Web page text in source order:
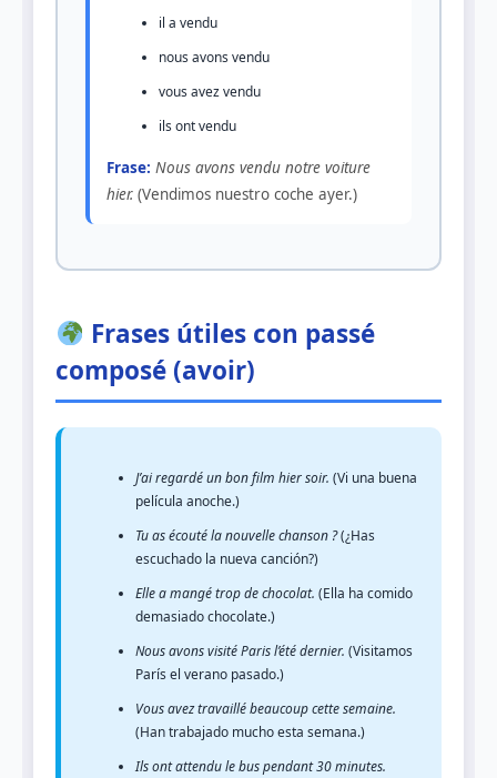
il a vendu
nous avons vendu
vous avez vendu
ils ont vendu
Frase: Nous avons vendu notre voiture
hier. (Vendimos nuestro coche ayer.)
Frases útiles con passé
composé (avoir)
J’ai regardé un bon film hier soir. (Vi una buena
película anoche.)
Tu as écouté la nouvelle chanson ?(¿Has
escuchado la nueva canción?)
Elle a mangé trop de chocolat. (Ella ha comido
demasiado chocolate.)
Nous avons visité Paris l’été dernier. (Visitamos
París el verano pasado.)
Vous avez travaillé beaucoup cette semaine.
(Han trabajado mucho esta semana.)
Ils ont attendu le bus pendant 30 minutes.